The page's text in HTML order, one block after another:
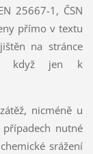
25667-1, ČSN
přímo v textu
na stránce
i když jen k
nicméně u
nutné
srážení